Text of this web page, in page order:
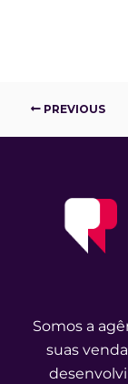
PREVIOUS
Somos a
suas